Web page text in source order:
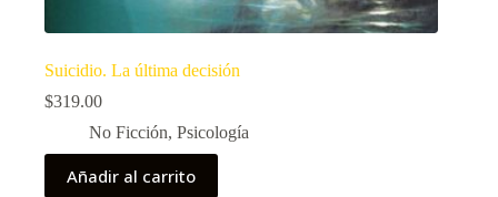
Suicidio. La última decisión
$319.00
No Ficción, Psicología
Añadir al carrito